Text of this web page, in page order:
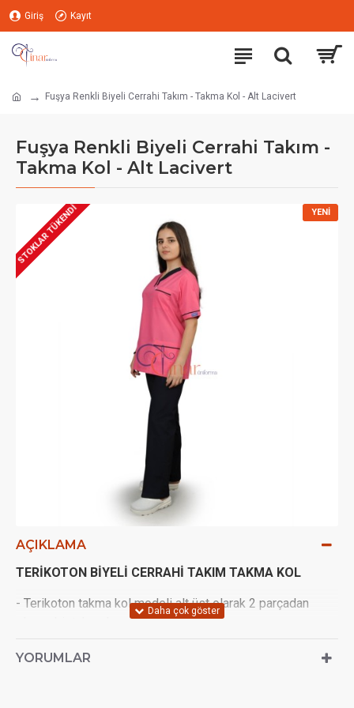
Giriş Kayıt
Fuşya Renkli Biyeli Cerrahi Takım - Takma Kol - Alt Lacivert
Fuşya Renkli Biyeli Cerrahi Takım -
Takma Kol - Alt Lacivert
YENI
STOKLAR TÜKENDI
AÇIKLAMA
TERİKOTON BİYELİ CERRAHİ TAKIM TAKMA KOL
- Terikoton takma kol modeli alt üst olarak 2 parçadan
- Biye kombin edilmiştir.
YORUMLAR